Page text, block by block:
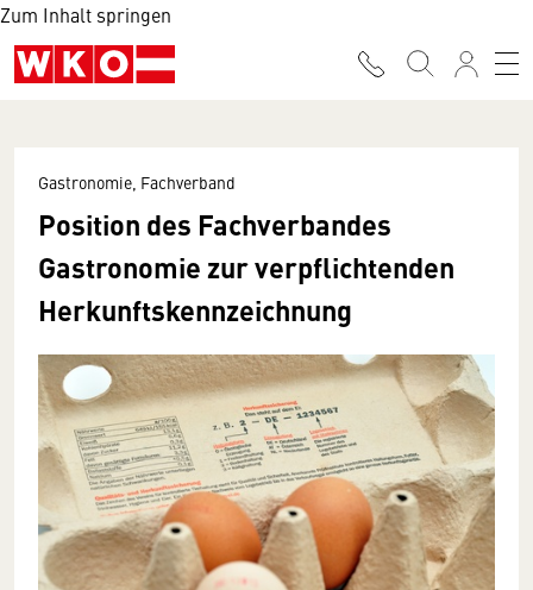
Zum Inhalt springen
Gastronomie, Fachverband
Position des Fachverbandes
Gastronomie zur verpflichtenden
Herkunftskennzeichnung